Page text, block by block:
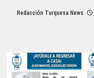
Redacción Turquesa News